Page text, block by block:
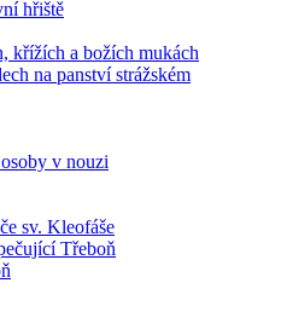
hřiště
křížích a božích mukách
na panství strážském
v nouzi
sv. Kleofáše
Třeboň